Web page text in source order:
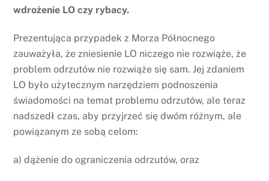
wdrożenie LO czy rybacy.
Prezentująca przypadek z Morza Północnego
zauważyła, że zniesienie LO niczego nie rozwiąże, że
problem odrzutów nie rozwiąże się sam. Jej zdaniem
LO było użytecznym narzędziem podnoszenia
świadomości na temat problemu odrzutów, ale teraz
nadszedł czas, aby przyjrzeć się dwóm różnym, ale
powiązanym ze sobą celom:
a) dążenie do ograniczenia odrzutów, oraz